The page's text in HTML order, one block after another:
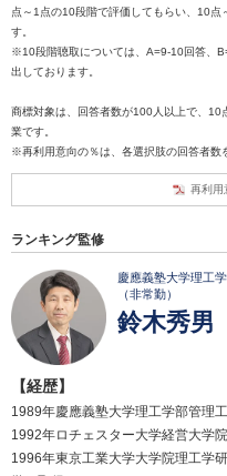
点～1点の10段階で評価してもらい、10点
す。
※10段階聴取については、A=9-10回答、
出しております。
商標対象は、回答者数が100人以上で、
業です。
※再利用意向の％は、各選択肢の回答者数
再利用
ランキング監修
慶應義塾大学理工
（非常勤）
鈴木秀男
【経歴】
1989年慶應義塾大学理工学部管理工
1992年ロチェスター大学経営大学院
1996年東京工業大学大学院理工学